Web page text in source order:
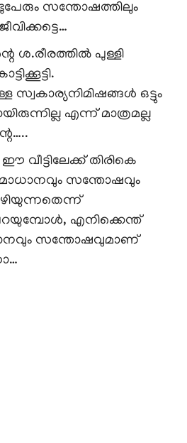
സന്തോഷത്തിലും
ശ.രീരത്തിൽ പുള്ളി
സ്വകാര്യനിമിഷങ്ങൾ ഒട്ടും
എന്ന് മാത്രമല്ല
വീട്ടിലേക്ക് തിരികെ
സന്തോഷവും
എനിക്കെന്ത്
സന്തോഷവുമാണ്